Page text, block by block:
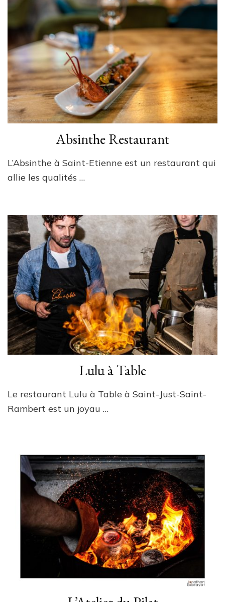
Absinthe Restaurant
L’Absinthe à Saint-Etienne est un restaurant qui
allie les qualités …
Lulu à Table
Le restaurant Lulu à Table à Saint-Just-Saint-
Rambert est un joyau …